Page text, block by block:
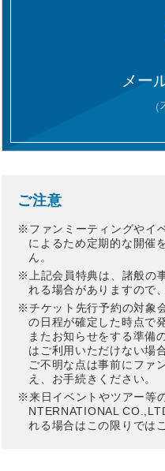
メー
ご注意
ファンミーティングやイ
によるため定期的な開催
ん。
上記会員特典は、諸般の
れる場合がありますので
チケット先行予約の対象
の日程が確定した時点で
またお知らせをする準備
はご利用いただけない場
ご不明な点は事前にファ
え、お手続きください。
来日イベントやツアー等
NTERNATIONAL
れる場合はこの限りでは